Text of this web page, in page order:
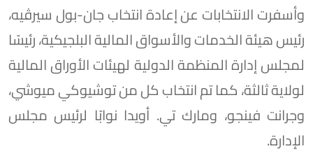
وأسفرت الانتخابات عن إعادة انتخاب جان-بول سيرڤيه،
رئيس هيئة الخدمات والأسواق المالية البلجيكية، رئيسًا
لمجلس إدارة المنظمة الدولية لهيئات الأوراق المالية
لولاية ثالثة، كما تم انتخاب كل من توشيوكي ميوشي،
وجرانت فينجو، ومارك تي. أويدا نوابًا لرئيس مجلس
الإدارة.